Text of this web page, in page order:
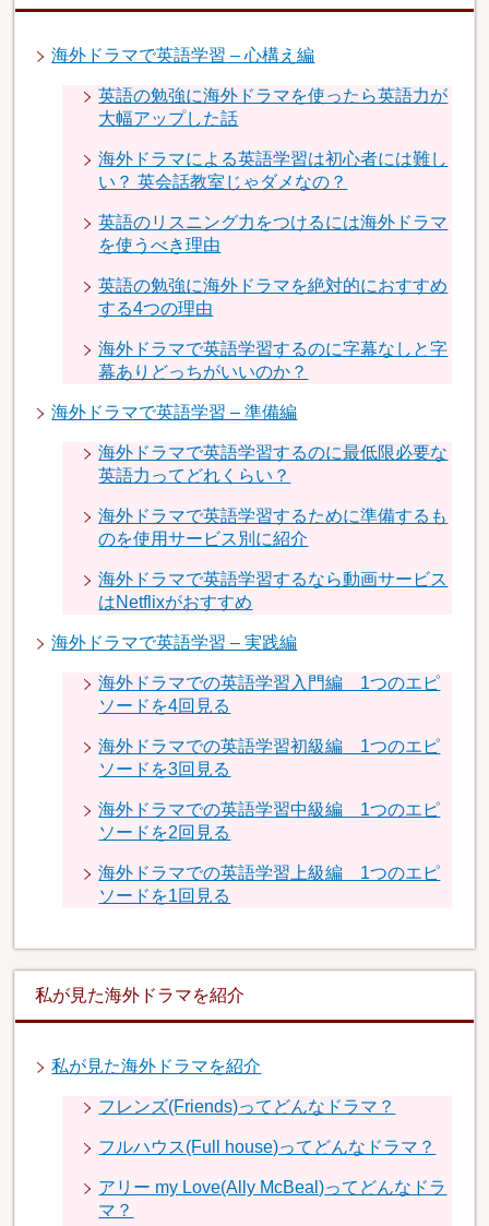
海外ドラマで英語学習 – 心構え編
英語の勉強に海外ドラマを使ったら英語力が
大幅アップした話
海外ドラマによる英語学習は初心者には難し
い？ 英会話教室じゃダメなの？
英語のリスニング力をつけるには海外ドラマ
を使うべき理由
英語の勉強に海外ドラマを絶対的におすすめ
する4つの理由
海外ドラマで英語学習するのに字幕なしと字
幕ありどっちがいいのか？
海外ドラマで英語学習 – 準備編
海外ドラマで英語学習するのに最低限必要な
英語力ってどれくらい？
海外ドラマで英語学習するために準備するも
のを使用サービス別に紹介
海外ドラマで英語学習するなら動画サービス
はNetflixがおすすめ
海外ドラマで英語学習 – 実践編
海外ドラマでの英語学習入門編 1つのエピ
ソードを4回見る
海外ドラマでの英語学習初級編 1つのエピ
ソードを3回見る
海外ドラマでの英語学習中級編 1つのエピ
ソードを2回見る
海外ドラマでの英語学習上級編 1つのエピ
ソードを1回見る
私が見た海外ドラマを紹介
私が見た海外ドラマを紹介
フレンズ(Friends)ってどんなドラマ？
フルハウス(Full house)ってどんなドラマ？
アリー my Love(Ally McBeal)ってどんなドラ
マ？